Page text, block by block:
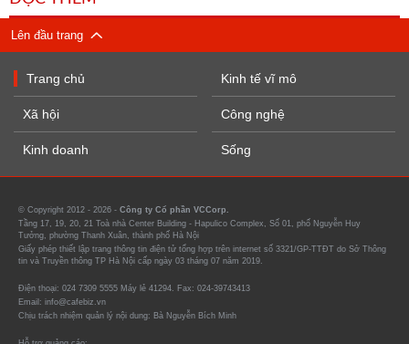
Lên đầu trang
Trang chủ
Xã hội
Kinh doanh
Kinh tế vĩ mô
Công nghệ
Sống
© Copyright 2012 - 2026 - Công ty Cổ phần VCCorp.
Tầng 17, 19, 20, 21 Toà nhà Center Building - Hapulico Complex, Số 01, phố Nguyễn Huy
Tưởng, phường Thanh Xuân, thành phố Hà Nội
Giấy phép thiết lập trang thông tin điện tử tổng hợp trên internet số 3321/GP-TTĐT do Sở Thông
tin và Truyền thông TP Hà Nội cấp ngày 03 tháng 07 năm 2019.
Điện thoại: 024 7309 5555 Máy lẻ 41294. Fax: 024-39743413
Email: info@cafebiz.vn
Chịu trách nhiệm quản lý nội dung: Bà Nguyễn Bích Minh